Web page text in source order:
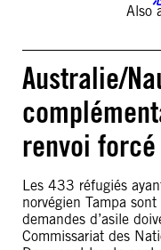
Also
Australie/
renvoi forcé
Les 433 réfugiés
norvégien Tampa
demandes d’asile
Commissariat des